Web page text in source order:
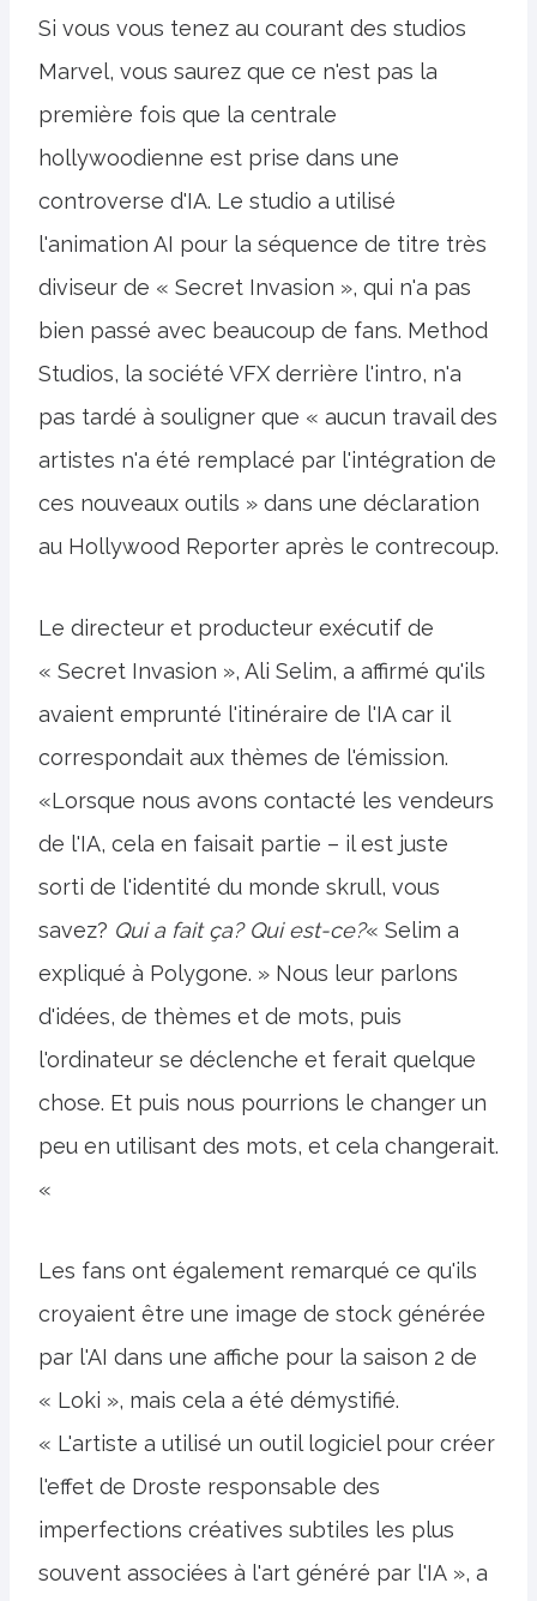
Si vous vous tenez au courant des studios
Marvel, vous saurez que ce n'est pas la
première fois que la centrale
hollywoodienne est prise dans une
controverse d'IA. Le studio a utilisé
l'animation AI pour la séquence de titre très
diviseur de « Secret Invasion », qui n'a pas
bien passé avec beaucoup de fans. Method
Studios, la société VFX derrière l'intro, n'a
pas tardé à souligner que « aucun travail des
artistes n'a été remplacé par l'intégration de
ces nouveaux outils » dans une déclaration
au Hollywood Reporter après le contrecoup.
Le directeur et producteur exécutif de
« Secret Invasion », Ali Selim, a affirmé qu'ils
avaient emprunté l'itinéraire de l'IA car il
correspondait aux thèmes de l'émission.
«Lorsque nous avons contacté les vendeurs
de l'IA, cela en faisait partie – il est juste
sorti de l'identité du monde skrull, vous
savez? Qui a fait ça? Qui est-ce?« Selim a
expliqué à Polygone. » Nous leur parlons
d'idées, de thèmes et de mots, puis
l'ordinateur se déclenche et ferait quelque
chose. Et puis nous pourrions le changer un
peu en utilisant des mots, et cela changerait.
«
Les fans ont également remarqué ce qu'ils
croyaient être une image de stock générée
par l'AI dans une affiche pour la saison 2 de
« Loki », mais cela a été démystifié.
« L'artiste a utilisé un outil logiciel pour créer
l'effet de Droste responsable des
imperfections créatives subtiles les plus
souvent associées à l'art généré par l'IA », a